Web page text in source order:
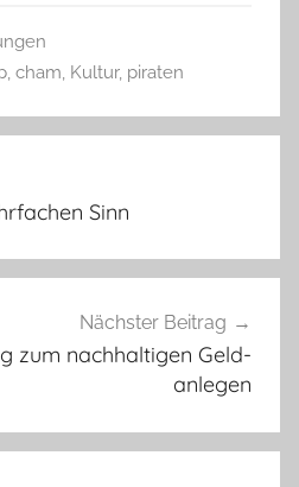
, cham Kultur, piraten
Sinn
Nächster Beitrag
zum nachhaltigen Geld-
anlegen